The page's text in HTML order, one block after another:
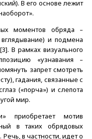
В его основе лежит
моментов обряда –
и подмена
В рамках визуального
«узнавания –
запрет смотреть
гадания, связанные с
(«порча») и слепота
мир.
приобретает мотив
в таких обрядовых
в частности, идет о